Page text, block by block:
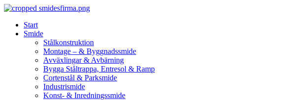
Skip
contentStart
Smide
Stålkonstruktion
Montage – & Byggnadssmide
Avväxlingar & Avbärning
Bygga Ståltrappa, Entresol & Ramp
Cortenstål & Parksmide
Industrismide
Konst- & Inredningssmide